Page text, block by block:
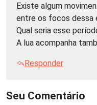
Existe algum
entre os focos dessa
Qual seria esse
A lua acompanha
Responder
Seu Comentário